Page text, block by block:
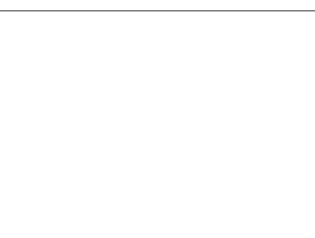
Čas neusmiljeno teče: Borila se bova do konca